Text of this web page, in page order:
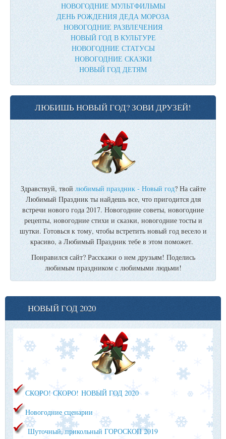
НОВОГОДНИЕ МУЛЬТФИЛЬМЫ
ДЕНЬ РОЖДЕНИЯ ДЕДА МОРОЗА
НОВОГОДНИЕ РАЗВЛЕЧЕНИЯ
НОВЫЙ ГОД В КУЛЬТУРЕ
НОВОГОДНИЕ СТАТУСЫ
НОВОГОДНИЕ СКАЗКИ
НОВЫЙ ГОД ДЕТЯМ
ЛЮБИШЬ НОВЫЙ ГОД? ЗОВИ ДРУЗЕЙ!
Здравствуй, твой любимый праздник - Новый год? На сайте
Любимый Праздник ты найдешь все, что пригодится для
встречи нового года 2017. Новогодние советы, новогодние
рецепты, новогодние стихи и сказки, новогодние тосты и
шутки. Готовься к тому, чтобы встретить новый год весело и
красиво, а Любимый Праздник тебе в этом поможет.
Понравился сайт? Расскажи о нем друзьям! Поделись
любимым праздником с любимыми людьми!
НОВЫЙ ГОД 2020
СКОРО! СКОРО! НОВЫЙ ГОД 2020
Новогодние сценарии
Шуточный, прикольный ГОРОСКОП 2019